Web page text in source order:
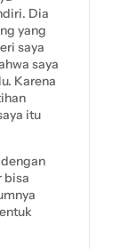
Dia
yang
saya
saya
Karena
itu
bisa